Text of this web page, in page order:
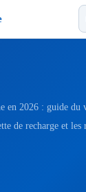
en 2026 : guide du
de recharge et les